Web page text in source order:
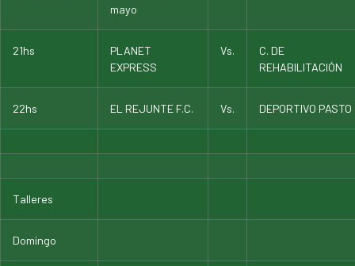
mayo
21hs
PLANET
EXPRESS
Vs.
C. DE
REHABILITACIÓN
22hs EL REJUNTE F.C. Vs. DEPORTIVO PASTO
Talleres
Domingo